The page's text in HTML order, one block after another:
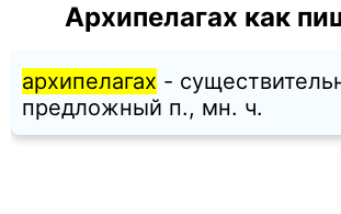
Архипелагах как
архипелагах -
предложный п., мн. ч.